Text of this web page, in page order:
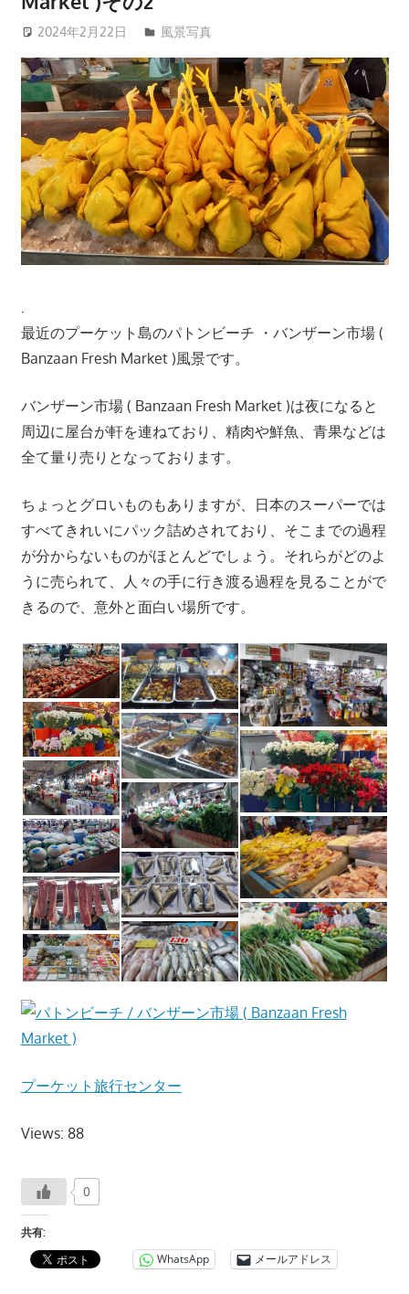
ナ
ツ
ア
ー
や
ホ
テ
ル
情
報、
ス
ト
ラ
情
報
や
ー
ケ
ッ
ト
景
色
な
ど、
ロ
ー
カ
ル
な
目
線
か
つ、
プ
ー
ケ
ッ
の
光
特
た
情
報
2024年2月22日 patong003
風景写真
最近のプーケット島のパトンビーチ ・バンザーン市場 (
Banzaan Fresh Market )風景です。
バンザーン市場 ( Banzaan Fresh Market )は夜になると
周辺に屋台が軒を連ねており、精肉や鮮魚、青果などは
全て量り売りとなっております。
ちょっとグロいものもありますが、日本のスーパーでは
すべてきれいにパック詰めされており、そこまでの過程
が分からないものがほとんどでしょう。それらがどのよ
うに売られて、人々の手に行き渡る過程を見ることがで
きるので、意外と面白い場所です。
プーケット旅行センター
Views: 88
0
共有:
WhatsApp メールアドレス